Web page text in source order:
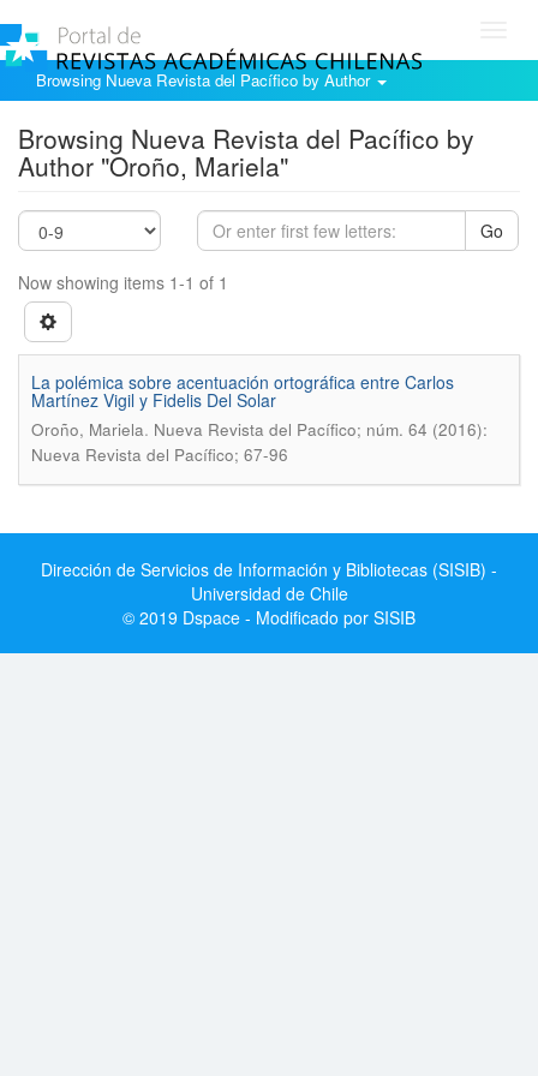
Browsing Nueva Revista del Pacífico by Author
Browsing Nueva Revista del Pacífico by
Author "Oroño, Mariela"
Go
Now showing items 1-1 of 1
La polémica sobre acentuación ortográfica entre Carlos
Martínez Vigil y Fidelis Del Solar
Oroño, Mariela. Nueva Revista del Pacífico; núm. 64 (2016):
Nueva Revista del Pacífico; 67-96
Dirección de Servicios de Información y Bibliotecas (SISIB) -
Universidad de Chile
© 2019 Dspace - Modificado por SISIB